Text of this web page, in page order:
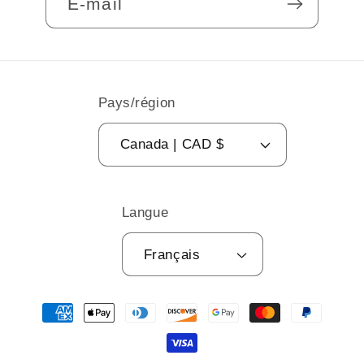
Pays/région
Canada | CAD $
Langue
Français
Moyens